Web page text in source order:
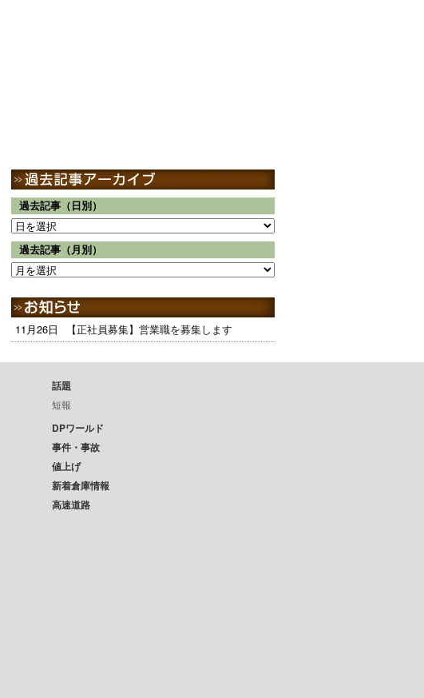
過去記事（日別）
過去記事（月別）
11月26日 【正社員募集】営業職を募集します
話題
短報
DPワールド
事件・事故
値上げ
新着倉庫情報
高速道路